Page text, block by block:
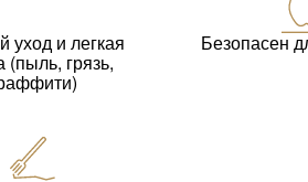
уход и легкая
(пыль, грязь,
Безопасен